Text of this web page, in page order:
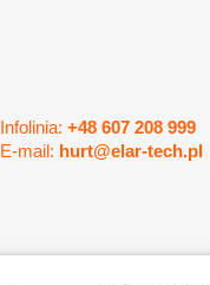
Infolinia: +48 607 208 999
E-mail: hurt@elar-tech.pl